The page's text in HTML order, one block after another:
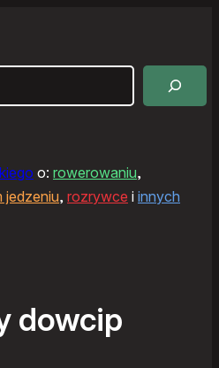
o: rowerowaniu,
jedzeniu, rozrywce i innych
dowcip